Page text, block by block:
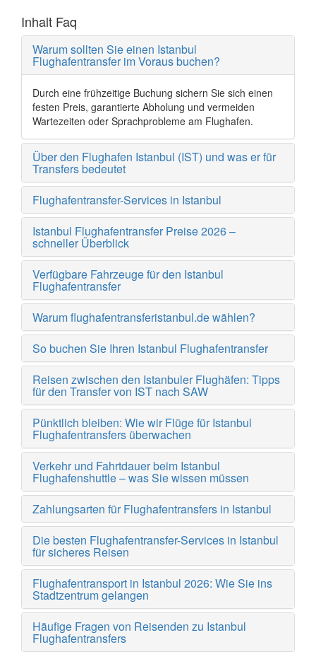
Inhalt Faq
Warum sollten Sie einen Istanbul
Flughafentransfer im Voraus buchen?
Durch eine frühzeitige Buchung sichern Sie sich einen
festen Preis, garantierte Abholung und vermeiden
Wartezeiten oder Sprachprobleme am Flughafen.
Über den Flughafen Istanbul (IST) und was er für
Transfers bedeutet
Flughafentransfer-Services in Istanbul
Istanbul Flughafentransfer Preise 2026 –
schneller Überblick
Verfügbare Fahrzeuge für den Istanbul
Flughafentransfer
Warum flughafentransferistanbul.de wählen?
So buchen Sie Ihren Istanbul Flughafentransfer
Reisen zwischen den Istanbuler Flughäfen: Tipps
für den Transfer von IST nach SAW
Pünktlich bleiben: Wie wir Flüge für Istanbul
Flughafentransfers überwachen
Verkehr und Fahrtdauer beim Istanbul
Flughafenshuttle – was Sie wissen müssen
Zahlungsarten für Flughafentransfers in Istanbul
Die besten Flughafentransfer-Services in Istanbul
für sicheres Reisen
Flughafentransport in Istanbul 2026: Wie Sie ins
Stadtzentrum gelangen
Häufige Fragen von Reisenden zu Istanbul
Flughafentransfers